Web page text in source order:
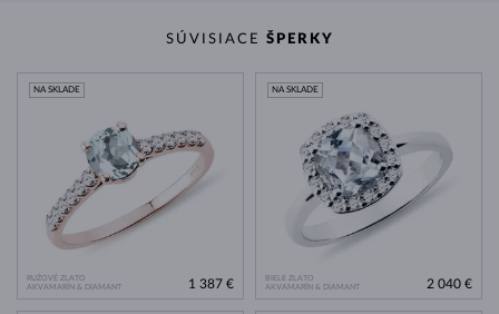
SÚVISIACE ŠPERKY
RUŽOVÉ ZLATO
AKVAMARÍN & DIAMANT
NA SKLADE
1 387 €
BIELE ZLATO
AKVAMARÍN & DIAMANT
NA SKLADE
2 040 €